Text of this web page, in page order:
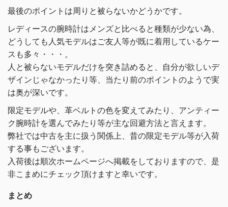
最後のポイントは周りと被らないかどうかです。
レディースの腕時計はメンズと比べると種類が少ない為、
どうしても人気モデルはご友人等が既に着用しているケー
スも多々・・・。
人と被らないモデルだけを突き詰めると、自分が欲しいデ
ザインじゃなかったり等、当たり前のポイントのようで実
は奥が深いです。
限定モデルや、革ベルトの色を変えてみたり、アンティー
ク腕時計を選んでみたり等が主な回避方法と言えます。
弊社では中古を主に扱う関係上、昔の限定モデル等が入荷
する事もございます。
入荷後は順次ホームページへ掲載をしておりますので、是
非こまめにチェック頂けますと幸いです。
まとめ